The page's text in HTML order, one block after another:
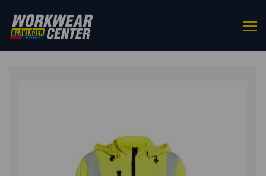
ETUSIVU/YLÄOSAT